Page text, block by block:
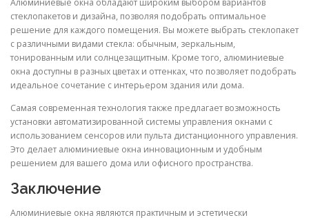
Алюминиевые окна обладают широким выбором вариантов
стеклопакетов и дизайна, позволяя подобрать оптимальное
решение для каждого помещения. Вы можете выбрать стеклопакет
с различными видами стекла: обычным, зеркальным,
тонированным или солнцезащитным. Кроме того, алюминиевые
окна доступны в разных цветах и оттенках, что позволяет подобрать
идеальное сочетание с интерьером здания или дома.
Самая современная технология также предлагает возможность
установки автоматизированной системы управления окнами с
использованием сенсоров или пульта дистанционного управления.
Это делает алюминиевые окна инновационным и удобным
решением для вашего дома или офисного пространства.
Заключение
Алюминиевые окна являются практичным и эстетически